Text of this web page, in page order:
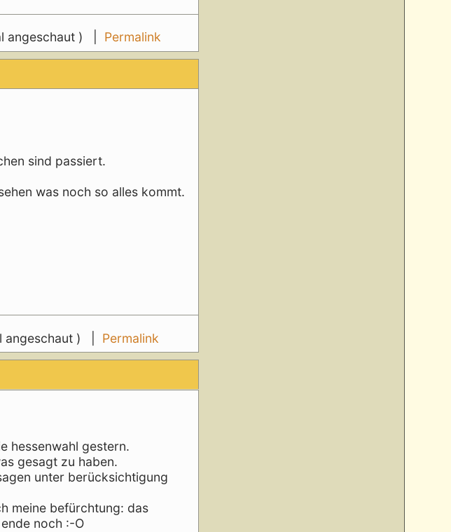
angeschaut ) | Permalink
sind passiert.
was noch so alles kommt.
angeschaut ) | Permalink
hessenwahl gestern.
gesagt zu haben.
unter berücksichtigung
meine befürchtung: das
noch :-O